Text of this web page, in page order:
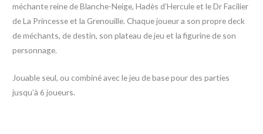
méchante reine de Blanche-Neige, Hadès d’Hercule et le Dr Facilier
de La Princesse et la Grenouille. Chaque joueur a son propre deck
de méchants, de destin, son plateau de jeu et la figurine de son
personnage.
Jouable seul, ou combiné avec le jeu de base pour des parties
jusqu’à 6 joueurs.